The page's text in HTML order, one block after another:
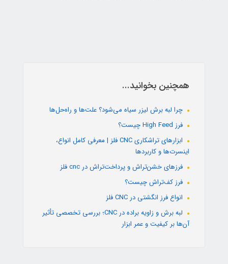
همچنین بخوانید...
چرا لبه برش لیزر سیاه می‌شود؟ علت‌ها و راه‌حل‌ها
فرز High Feed چیست؟
ابزارهای تراشکاری CNC فلز | معرفی کامل انواع،
اینسرت‌ها و کاربردها
فرزهای خشن‌تراش و پرداخت‌تراش در cnc فلز
فرز کف‌تراش چیست؟
انواع فرز انگشتی در CNC فلز
لبه برش و زاویه براده در CNC؛ بررسی تخصصی تأثیر
آن‌ها بر کیفیت و عمر ابزار